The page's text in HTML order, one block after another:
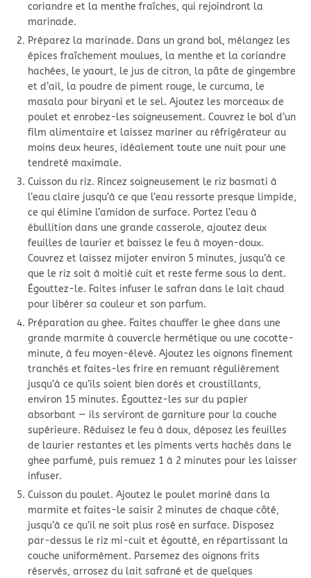
coriandre et la menthe fraîches, qui rejoindront la
marinade.
Préparez la marinade. Dans un grand bol, mélangez les
épices fraîchement moulues, la menthe et la coriandre
hachées, le yaourt, le jus de citron, la pâte de gingembre
et d’ail, la poudre de piment rouge, le curcuma, le
masala pour biryani et le sel. Ajoutez les morceaux de
poulet et enrobez-les soigneusement. Couvrez le bol d’un
film alimentaire et laissez mariner au réfrigérateur au
moins deux heures, idéalement toute une nuit pour une
tendreté maximale.
Cuisson du riz. Rincez soigneusement le riz basmati à
l’eau claire jusqu’à ce que l’eau ressorte presque limpide,
ce qui élimine l’amidon de surface. Portez l’eau à
ébullition dans une grande casserole, ajoutez deux
feuilles de laurier et baissez le feu à moyen-doux.
Couvrez et laissez mijoter environ 5 minutes, jusqu’à ce
que le riz soit à moitié cuit et reste ferme sous la dent.
Égouttez-le. Faites infuser le safran dans le lait chaud
pour libérer sa couleur et son parfum.
Préparation au ghee. Faites chauffer le ghee dans une
grande marmite à couvercle hermétique ou une cocotte-
minute, à feu moyen-élevé. Ajoutez les oignons finement
tranchés et faites-les frire en remuant régulièrement
jusqu’à ce qu’ils soient bien dorés et croustillants,
environ 15 minutes. Égouttez-les sur du papier
absorbant — ils serviront de garniture pour la couche
supérieure. Réduisez le feu à doux, déposez les feuilles
de laurier restantes et les piments verts hachés dans le
ghee parfumé, puis remuez 1 à 2 minutes pour les laisser
infuser.
Cuisson du poulet. Ajoutez le poulet mariné dans la
marmite et faites-le saisir 2 minutes de chaque côté,
jusqu’à ce qu’il ne soit plus rosé en surface. Disposez
par-dessus le riz mi-cuit et égoutté, en répartissant la
couche uniformément. Parsemez des oignons frits
réservés, arrosez du lait safrané et de quelques